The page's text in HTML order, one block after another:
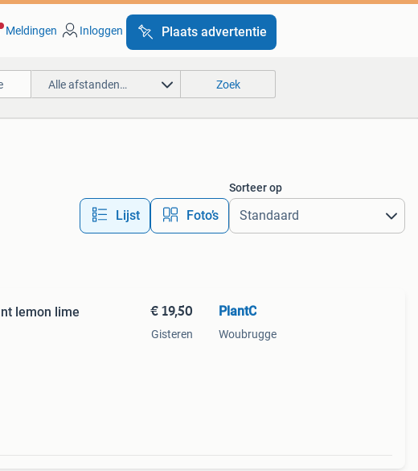
Meldingen Inloggen Plaats advertentie
Alle afstanden… Zoek
Lijst Foto’s
Sorteer op
lemon lime
€ 19,50
Gisteren
PlantC
Woubrugge